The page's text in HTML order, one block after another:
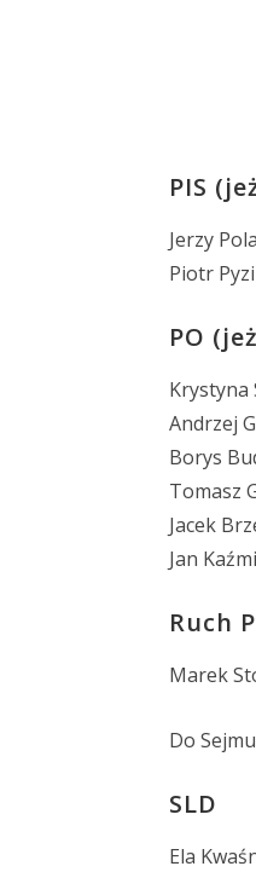
PIS
Jerzy
Piotr
PO
Krystyna
Andrzej
Borys
Tomasz
Jacek
Jan
Ruch
Marek
Do
SLD
Ela